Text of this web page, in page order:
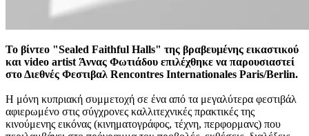
Το βίντεο "Sealed Faithful Halls" της βραβευμένης εικαστικού
και video artist Άννας Φωτιάδου επιλέχθηκε να παρουσιαστεί
στο Διεθνές Φεστιβαλ Rencontres Internationales Paris/Berlin.
Η μόνη κυπριακή συμμετοχή σε ένα από τα μεγαλύτερα φεστιβάλ
αφιερωμένο στις σύγχρονες καλλιτεχνικές πρακτικές της
κινούμενης εικόνας (κινηματογράφος, τέχνη, περφορμανς) που